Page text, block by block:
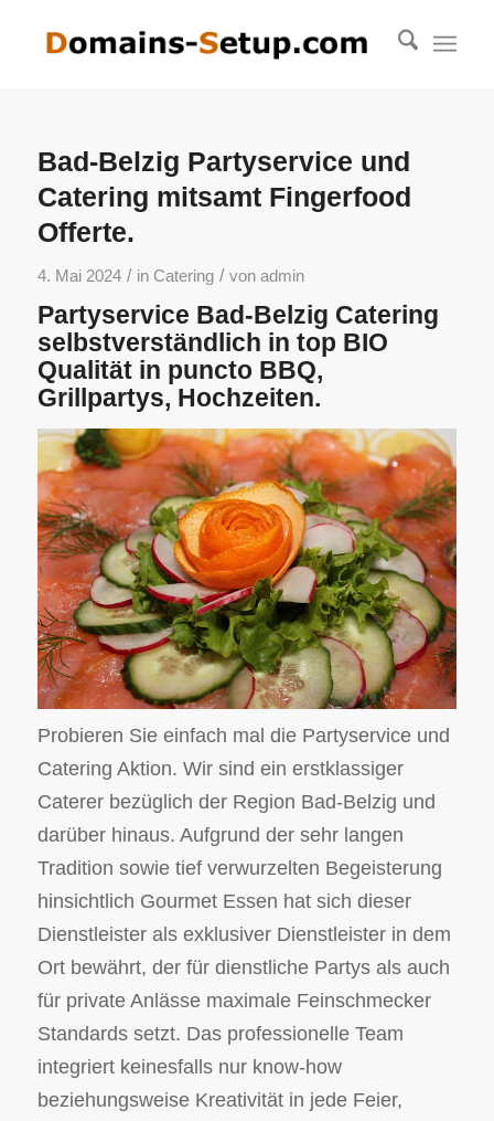
Bad-Belzig Partyservice und
Catering mitsamt Fingerfood
Offerte.
4. Mai 2024 / in Catering / von admin
Partyservice Bad-Belzig Catering
selbstverständlich in top BIO
Qualität in puncto BBQ,
Grillpartys, Hochzeiten.
Probieren Sie einfach mal die Partyservice und
Catering Aktion. Wir sind ein erstklassiger
Caterer bezüglich der Region Bad-Belzig und
darüber hinaus. Aufgrund der sehr langen
Tradition sowie tief verwurzelten Begeisterung
hinsichtlich Gourmet Essen hat sich dieser
Dienstleister als exklusiver Dienstleister in dem
Ort bewährt, der für dienstliche Partys als auch
für private Anlässe maximale Feinschmecker
Standards setzt. Das professionelle Team
integriert keinesfalls nur know-how
beziehungsweise Kreativität in jede Feier,